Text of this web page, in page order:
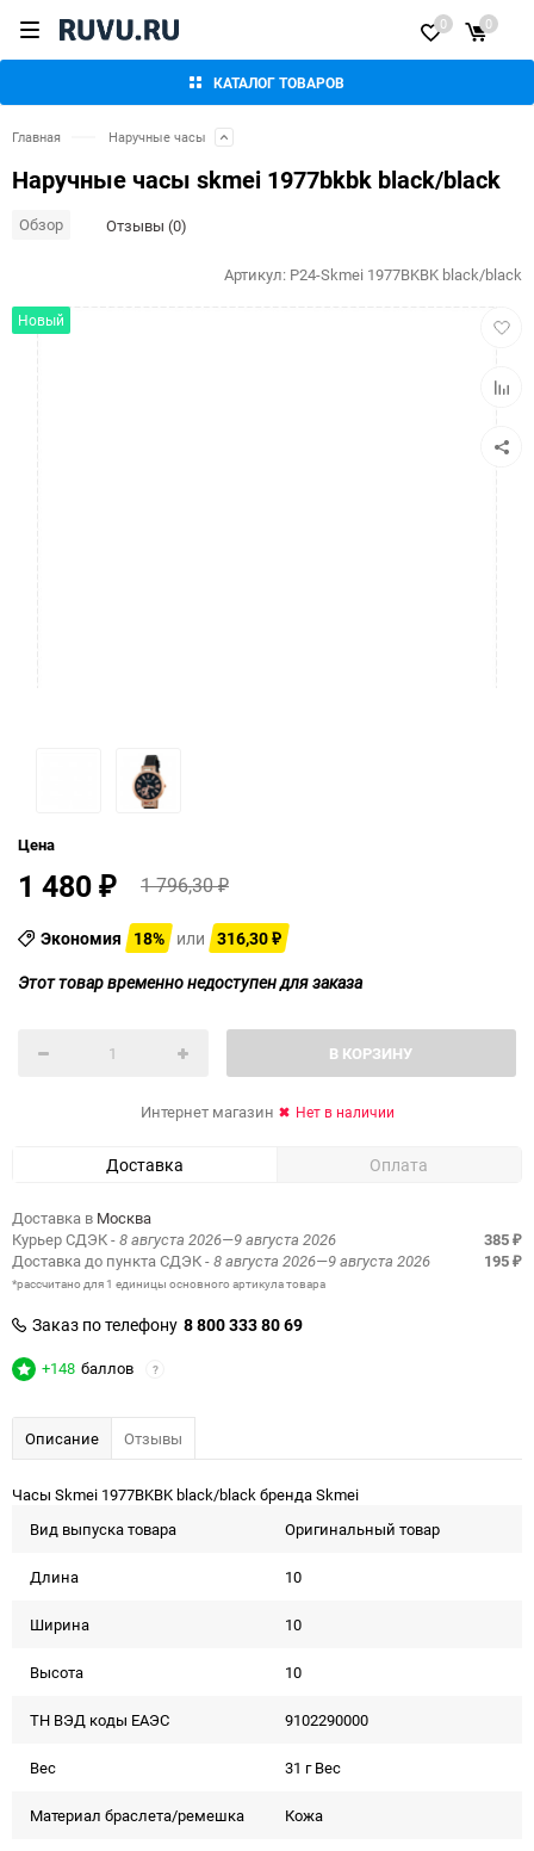
КАТАЛОГ ТОВАРОВ
0 0
Главная Наручные часы
Наручные часы skmei 1977bkbk black/black
Обзор Отзывы (0)
Новый
Артикул: P24-Skmei 1977BKBK black/black
Цена
1 480 ₽ 1 796,30₽
Экономия 18% или 316,30 ₽
Этот товар временно недоступен для заказа
В КОРЗИНУ
Интернет магазин Нет в наличии
Доставка Оплата
Доставка в Москва
Курьер СДЭК- 8 августа 2026—9 августа 2026 385 ₽
Доставка до пункта СДЭК- 8 августа 2026—9 августа 2026 195 ₽
*рассчитано для 1 единицы основного артикула товара
Заказ по телефону 8 800 333 80 69
+148 баллов ?
Описание Отзывы
Часы Skmei 1977BKBK black/black бренда Skmei
Вид выпуска товара
Оригинальный товар
Длина 10
Ширина 10
Высота 10
ТН ВЭД коды ЕАЭС 9102290000
Вес 31 г Вес
Материал браслета/ремешка Кожа